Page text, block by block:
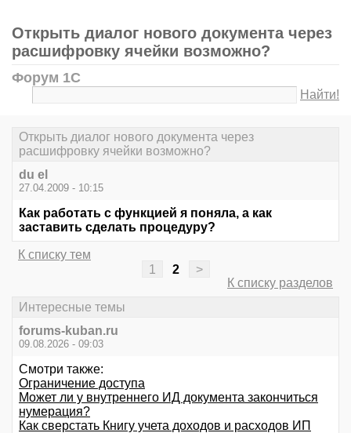
Открыть диалог нового документа через
расшифровку ячейки возможно?
Форум 1С
Найти!
Открыть диалог нового документа через
расшифровку ячейки возможно?
du el
27.04.2009 - 10:15
Как работать с функцией я поняла, а как
заставить сделать процедуру?
К списку тем
1
2
>
К списку разделов
Интересные темы
forums-kuban.ru
09.08.2026 - 09:03
Смотри также:
Ограничение доступа
Может ли у внутреннего ИД документа закончиться
нумерация?
Как сверстать Книгу учета доходов и расходов ИП